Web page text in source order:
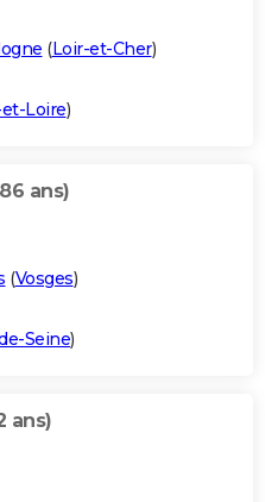
(Loir-et-Cher)
Loire)
ans)
(Vosges)
Seine)
ans)